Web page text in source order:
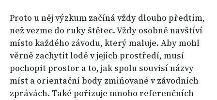
Proto u něj výzkum začíná vždy dlouho předtím,
než vezme do ruky štětec. Vždy osobně navštíví
místo každého závodu, který maluje. Aby mohl
věrně zachytit lodě v jejich prostředí, musí
pochopit prostor a to, jak spolu souvisí názvy
míst a orientační body zmiňované v závodních
zprávách. Také pořizuje mnoho referenčních